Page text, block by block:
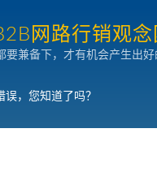
网路行销观念
兼备下，才有机会产生出好
，您知道了吗？